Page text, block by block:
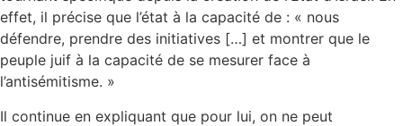
effet, il précise que l’état à la capacité de : « nous
défendre, prendre des initiatives […] et montrer que le
peuple juif à la capacité de se mesurer face à
l’antisémitisme. »
Il continue en expliquant que pour lui, on ne peut